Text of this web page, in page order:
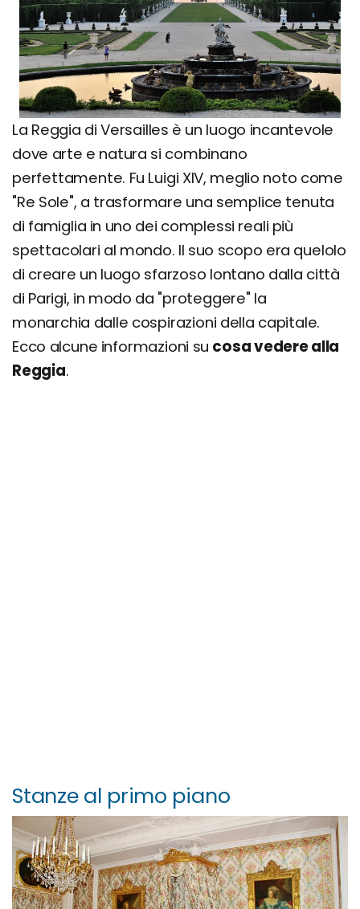
La Reggia di Versailles è un luogo incantevole
dove arte e natura si combinano
perfettamente. Fu Luigi XIV, meglio noto come
"Re Sole", a trasformare una semplice tenuta
di famiglia in uno dei complessi reali più
spettacolari al mondo. Il suo scopo era quelolo
di creare un luogo sfarzoso lontano dalla città
di Parigi, in modo da "proteggere" la
monarchia dalle cospirazioni della capitale.
Ecco alcune informazioni su cosa vedere alla
Reggia.
Stanze al primo piano